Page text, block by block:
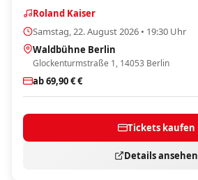
Roland Kaiser
Samstag, 22. August 2026 • 19:30 Uhr
Waldbühne Berlin
Glockenturmstraße 1, 14053 Berlin
ab 69,90 € €
Tickets kaufen
Details ansehen